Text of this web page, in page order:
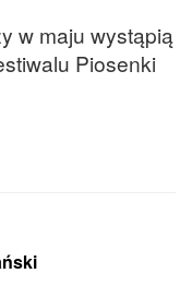
w maju wystąpią
Piosenki